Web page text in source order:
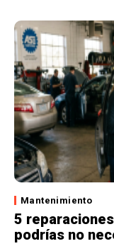
Mantenimiento
5
podrías no